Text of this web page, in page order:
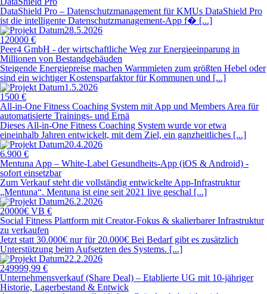
DataShield Pro – Datenschutzmanagement für KMUs DataShield Pro
ist die intelligente Datenschutzmanagement-App f� [...]
28.5.2026
120000 €
Peer4 GmbH - der wirtschaftliche Weg zur Energieeinparung in
Millionen von Bestandgebäuden
Steigende Energiepreise machen Warmmieten zum größten Hebel oder
sind ein wichtiger Kostensparfaktor für Kommunen und [...]
1.5.2026
1500 €
All-in-One Fitness Coaching System mit App und Members Area für
automatisierte Trainings- und Ernä
Dieses All-in-One Fitness Coaching System wurde vor etwa
eineinhalb Jahren entwickelt, mit dem Ziel, ein ganzheitliches [...]
20.4.2026
6.900 €
Mentuna App – White-Label Gesundheits-App (iOS & Android) -
sofort einsetzbar
Zum Verkauf steht die vollständig entwickelte App-Infrastruktur
„Mentuna“. Mentuna ist eine seit 2021 live geschal [...]
26.2.2026
20000€ VB €
Social Fitness Plattform mit Creator-Fokus & skalierbarer Infrastruktur
zu verkaufen
Jetzt statt 30.000€ nur für 20.000€ Bei Bedarf gibt es zusätzlich
Unterstützung beim Aufsetzten des Systems. [...]
22.2.2026
249999,99 €
Unternehmensverkauf (Share Deal) – Etablierte UG mit 10-jähriger
Historie, Lagerbestand & Entwick